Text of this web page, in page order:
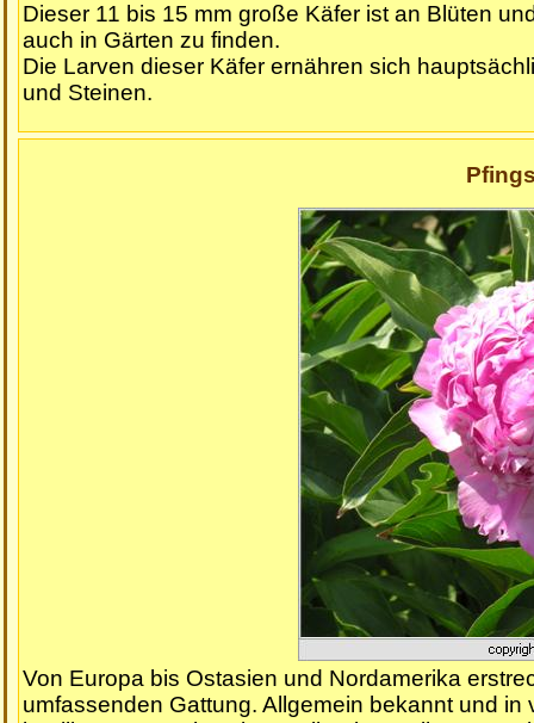
Dieser 11 bis 15 mm große Käfer ist an Blüten
auch in Gärten zu finden.
Die Larven dieser Käfer ernähren sich
und Steinen.
Von Europa bis Ostasien und Nordamerika
umfassenden Gattung. Allgemein bekannt und